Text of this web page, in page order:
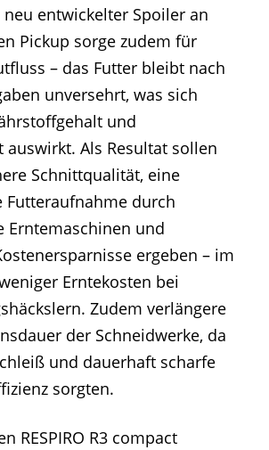
entwickelter Spoiler an
Pickup sorge zudem für
– das Futter bleibt nach
unversehrt, was sich
und
auswirkt. Als Resultat sollen
Schnittqualität, eine
Futteraufnahme durch
Erntemaschinen und
ergeben – im
Erntekosten bei
Zudem verlängere
der Schneidwerke, da
und dauerhaft scharfe
sorgten.
RESPIRO R3 compact